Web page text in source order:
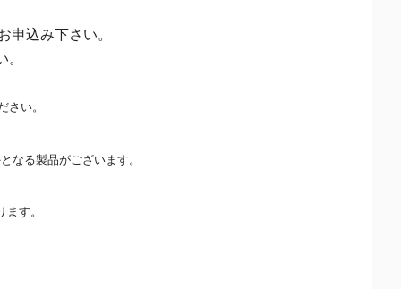
申込み下さい。
い。
なる製品がございます。
す。